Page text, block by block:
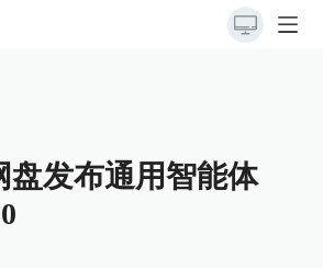
盘发布通用智能体